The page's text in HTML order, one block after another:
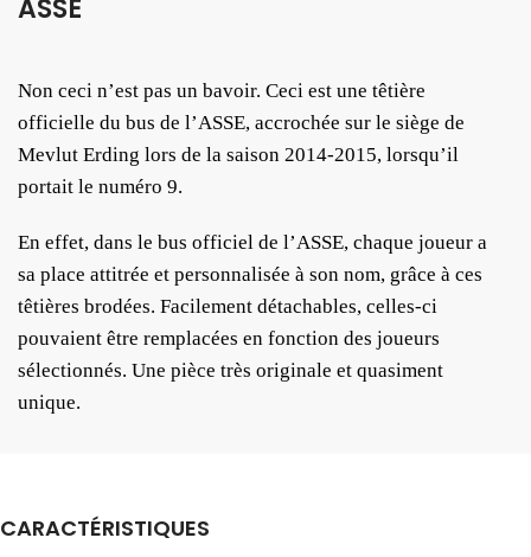
ASSE
Non ceci n’est pas un bavoir. Ceci est une têtière
officielle du bus de l’ASSE, accrochée sur le siège de
Mevlut Erding lors de la saison 2014-2015, lorsqu’il
portait le numéro 9.
En effet, dans le bus officiel de l’ASSE, chaque joueur a
sa place attitrée et personnalisée à son nom, grâce à ces
têtières brodées. Facilement détachables, celles-ci
pouvaient être remplacées en fonction des joueurs
sélectionnés. Une pièce très originale et quasiment
unique.
CARACTÉRISTIQUES